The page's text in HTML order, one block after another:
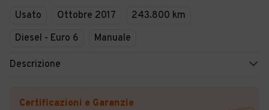
Usato Ottobre 2017
243.800 km
Diesel - Euro 6
Manuale
Descrizione
Certificazioni e Garanzie